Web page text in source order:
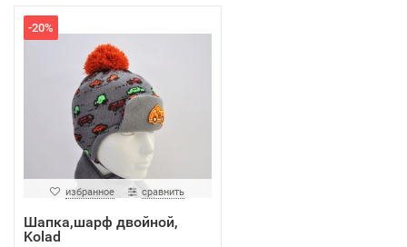
-20%
избранное сравнить
Шапка,шарф двойной,
Kolad